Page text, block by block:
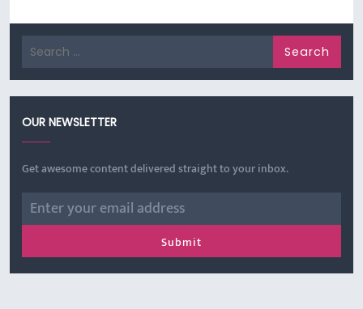
for:
OUR NEWSLETTER
Get awesome content delivered straight to your inbox.